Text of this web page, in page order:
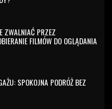
ZWALNIAĆ PRZEZ
FILMÓW DO OGLĄDANIA
SPOKOJNA PODRÓŻ BEZ